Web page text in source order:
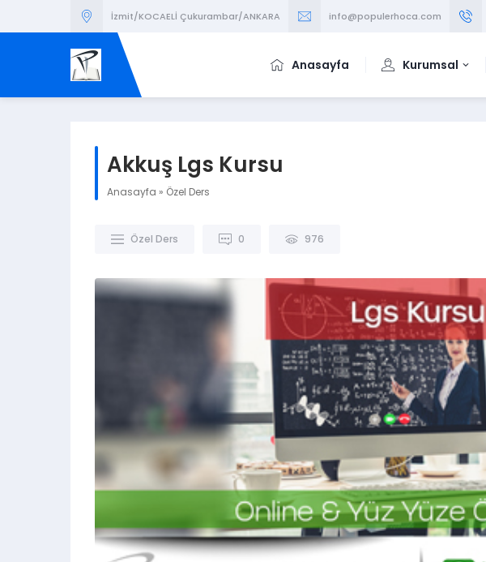
İzmit/KOCAELİ Çukurambar/ANKARA info@populerhoca.com
Anasayfa Kurumsal
Akkuş Lgs Kursu
Anasayfa » Özel Ders
Özel Ders 0 976